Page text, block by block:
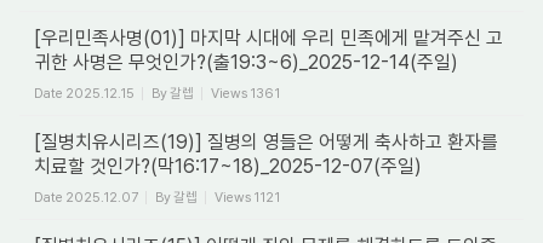
[우리민족사명(01)] 마지막 시대에 우리 민족에게 맡겨주신 고
귀한 사명은 무엇인가?(출19:3~6)_2025-12-14(주일)
Date 2025.12.15 By갈렙 Views 1361
[질병치유시리즈(19)] 질병의 영들은 어떻게 축사하고 환자를
치료할 것인가?(막16:17~18)_2025-12-07(주일)
Date 2025.12.07 By갈렙 Views 1121